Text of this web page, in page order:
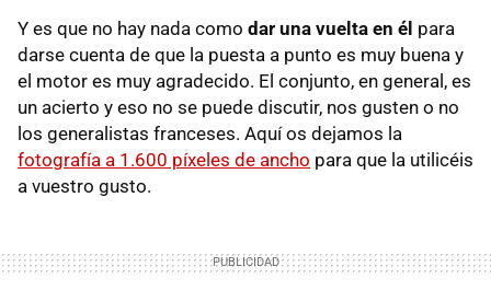
Y es que no hay nada como dar una vuelta en él para
darse cuenta de que la puesta a punto es muy buena y
el motor es muy agradecido. El conjunto, en general, es
un acierto y eso no se puede discutir, nos gusten o no
los generalistas franceses. Aquí os dejamos la
fotografía a 1.600 píxeles de ancho para que la utilicéis
a vuestro gusto.